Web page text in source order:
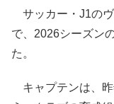
サッカー・J1の
で、2026シーズン
た。
キャプテンは、昨